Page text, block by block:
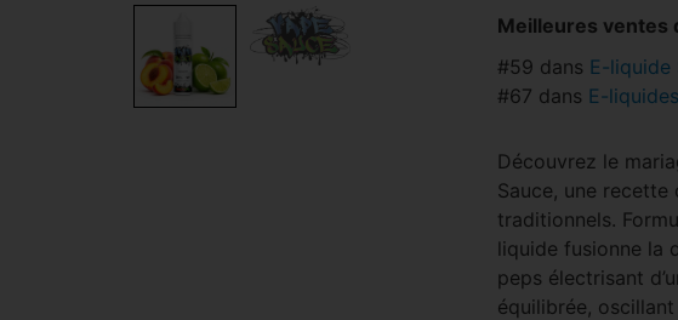
Meilleures ventes
#59 dans E-liquide
#67 dans E-
Découvrez le
Sauce, une
traditionnels.
liquide fusionne la
peps électrisant
équilibrée,